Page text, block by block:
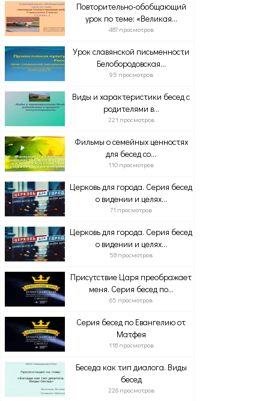
Повторительно-обобщающий
урок по теме: «Великая...
487 просмотров
Урок славянской письменности
Белобородовская...
95 просмотров
Виды и характеристики бесед с
родителями в...
221 просмотров
Фильмы о семейных ценностях
для бесед со...
110 просмотров
Церковь для города. Серия бесед
о видении и целях...
71 просмотров
Церковь для города. Серия бесед
о видении и целях...
58 просмотров
Присутствие Царя преображает
меня. Серия бесед по...
65 просмотров
Серия бесед по Евангелию от
Матфея
118 просмотров
Беседа как тип диалога. Виды
бесед
226 просмотров